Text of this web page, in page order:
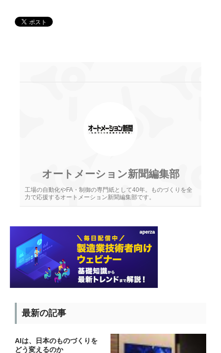
オートメーション新聞編集部
工場の自動化やFA・制御の専門紙として40年。ものづくりを全
力で応援するオートメーション新聞編集部です。
最新の記事
AIは、日本のものづくりを
どう変えるのか